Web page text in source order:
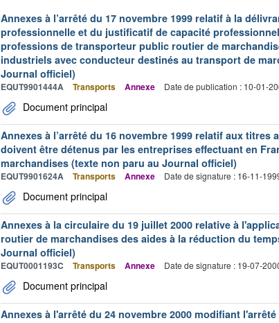
Annexes à l’arrêté du 17 novembre 1999 relatif à la
professionnelle et du justificatif de capacité
professions de transporteur public routier de
industriels avec conducteur destinés au transport de
Journal officiel)
EQUT9901444A Transports Annexe Date de publication : 10-01-
Document principal
Annexes à l’arrêté du 16 novembre 1999 relatif aux
doivent être détenus par les entreprises effectuant en
marchandises (texte non paru au Journal officiel)
EQUT9901624A Transports Annexe Date de signature : 16-11-
Document principal
Annexes à la circulaire du 19 juillet 2000 relative à
routier de marchandises des aides à la réduction du
Journal officiel)
EQUT0001193C Transports Annexe Date de signature : 19-07-
Document principal
Annexes à l'arrêté du 24 novembre 2000 modifiant